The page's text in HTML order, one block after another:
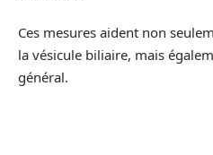
Ces mesures aident non
la vésicule biliaire, mais
général.